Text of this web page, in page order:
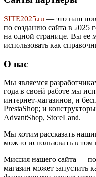
SITE2025.ru — это наш
по созданию сайта в 2025
на одной странице. Вы ее
использовать как
О нас
Мы являемся
года в своей работе мы
интернет-магазинов, и
PrestaShop; и
AdvantShop, StoreLand.
Мы хотим рассказать
можно использовать в том
Миссия нашего сайта —
магазин может